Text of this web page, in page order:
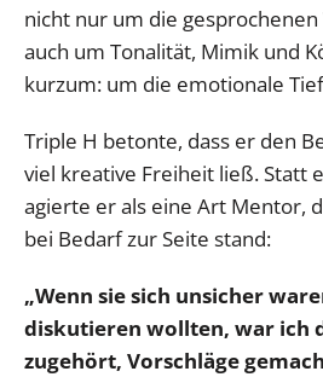
nicht nur um die
auch um Tonalität, Mimik und
kurzum: um die emotionale
Triple H betonte, dass er den
viel kreative Freiheit ließ. Statt
agierte er als eine Art Mentor,
bei Bedarf zur Seite stand:
„Wenn sie sich unsicher
diskutieren wollten, war ich
zugehört, Vorschläge